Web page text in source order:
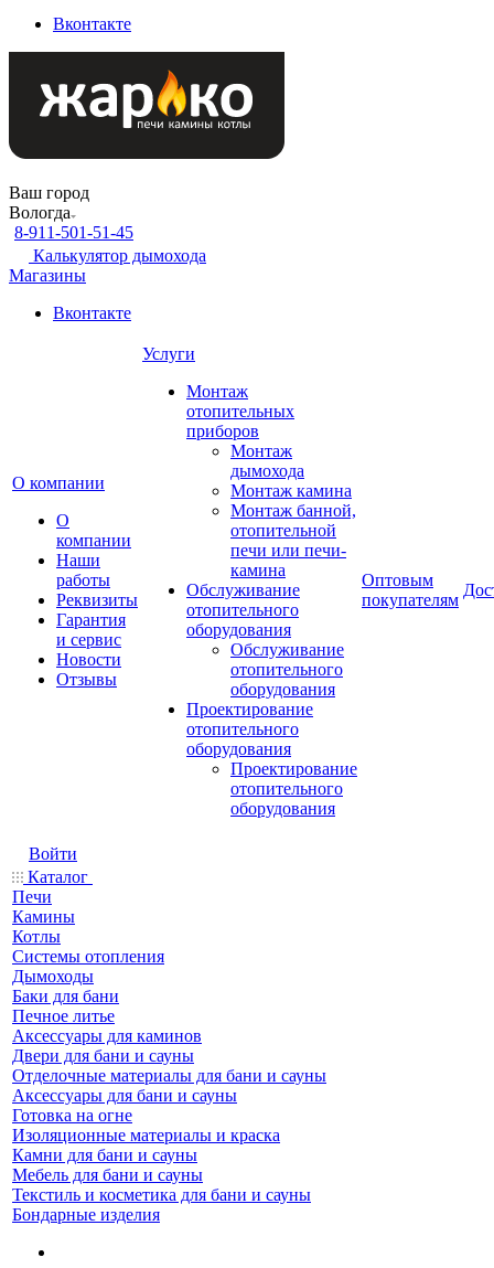
Вконтакте
Ваш город
Вологда
8-911-501-51-45
Калькулятор дымохода
Магазины
Вконтакте
О компании
О
компании
Наши
работы
Реквизиты
Гарантия
и сервис
Новости
Отзывы
Услуги
Монтаж
отопительных
приборов
Монтаж
дымохода
Монтаж камина
Монтаж банной,
отопительной
печи или печи-
камина
Обслуживание
отопительного
оборудования
Обслуживание
отопительного
оборудования
Проектирование
отопительного
оборудования
Проектирование
отопительного
оборудования
Оптовым
покупателям
Войти
Каталог
Печи
Камины
Котлы
Системы отопления
Дымоходы
Баки для бани
Печное литье
Аксессуары для каминов
Двери для бани и сауны
Отделочные материалы для бани и сауны
Аксессуары для бани и сауны
Готовка на огне
Изоляционные материалы и краска
Камни для бани и сауны
Мебель для бани и сауны
Текстиль и косметика для бани и сауны
Бондарные изделия